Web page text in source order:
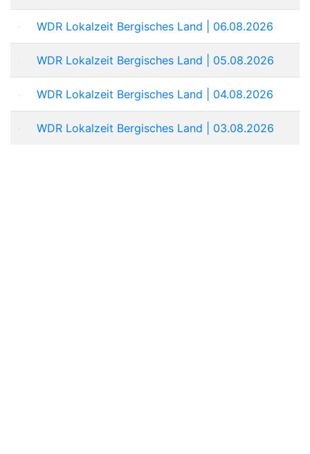
WDR Lokalzeit Bergisches Land | 06.08.2026
WDR Lokalzeit Bergisches Land | 05.08.2026
WDR Lokalzeit Bergisches Land | 04.08.2026
WDR Lokalzeit Bergisches Land | 03.08.2026